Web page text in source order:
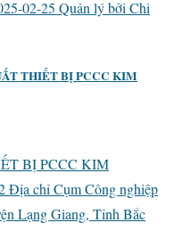
02-25 Quản lý bởi Chi
THIẾT BỊ PCCC KIM
BỊ PCCC KIM
Địa chỉ Cụm Công nghiệp
Lạng Giang, Tỉnh Bắc